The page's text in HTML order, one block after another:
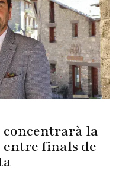
concentrarà la
entre finals de